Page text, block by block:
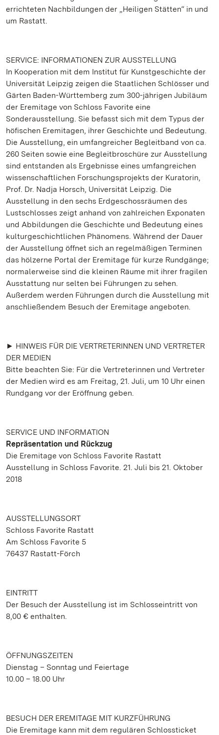
errichteten Nachbildungen der „Heiligen Stätten“ in und
um Rastatt.
SERVICE: INFORMATIONEN ZUR AUSSTELLUNG
In Kooperation mit dem Institut für Kunstgeschichte der
Universität Leipzig zeigen die Staatlichen Schlösser und
Gärten Baden-Württemberg zum 300-jährigen Jubiläum
der Eremitage von Schloss Favorite eine
Sonderausstellung. Sie befasst sich mit dem Typus der
höfischen Eremitagen, ihrer Geschichte und Bedeutung.
Die Ausstellung, ein umfangreicher Begleitband von ca.
260 Seiten sowie eine Begleitbroschüre zur Ausstellung
sind entstanden als Ergebnisse eines umfangreichen
wissenschaftlichen Forschungsprojekts der Kuratorin,
Prof. Dr. Nadja Horsch, Universität Leipzig. Die
Ausstellung in den sechs Erdgeschossräumen des
Lustschlosses zeigt anhand von zahlreichen Exponaten
und Abbildungen die Geschichte und Bedeutung eines
kulturgeschichtlichen Phänomens. Während der Dauer
der Ausstellung öffnet sich an regelmäßigen Terminen
das hölzerne Portal der Eremitage für kurze Rundgänge;
normalerweise sind die kleinen Räume mit ihrer fragilen
Ausstattung nur selten bei Führungen zu sehen.
Außerdem werden Führungen durch die Ausstellung mit
anschließendem Besuch der Eremitage angeboten.
► HINWEIS FÜR DIE VERTRETERINNEN UND VERTRETER
DER MEDIEN
Bitte beachten Sie: Für die Vertreterinnen und Vertreter
der Medien wird es am Freitag, 21. Juli, um 10 Uhr einen
Rundgang vor der Eröffnung geben.
SERVICE UND INFORMATION
Repräsentation und Rückzug
Die Eremitage von Schloss Favorite Rastatt
Ausstellung in Schloss Favorite. 21. Juli bis 21. Oktober
2018
AUSSTELLUNGSORT
Schloss Favorite Rastatt
Am Schloss Favorite 5
76437 Rastatt-Förch
EINTRITT
Der Besuch der Ausstellung ist im Schlosseintritt von
8,00 € enthalten.
ÖFFNUNGSZEITEN
Dienstag – Sonntag und Feiertage
10.00 – 18.00 Uhr
BESUCH DER EREMITAGE MIT KURZFÜHRUNG
Die Eremitage kann mit dem regulären Schlossticket